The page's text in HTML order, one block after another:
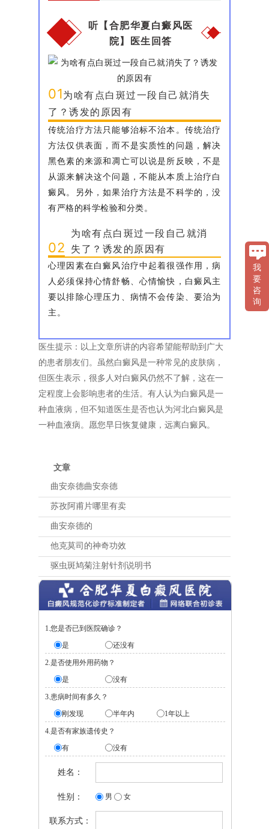
听【合肥华夏白癜风医
院】医生回答
01为啥有点白斑过一段自己就消失
了？诱发的原因有
传统治疗方法只能够治标不治本。传统治疗
方法仅供表面，而不是实质性的问题，解决
黑色素的来源和凋亡可以说是所反映，不是
从源来解决这个问题，不能从本质上治疗白
癜风。另外，如果治疗方法是不科学的，没
有严格的科学检验和分类。
02
为啥有点白斑过一段自己就消
失了？诱发的原因有
心理因素在白癜风治疗中起着很强作用，病
人必须保持心情舒畅、心情愉快，白癜风主
要以排除心理压力、病情不会传染、要治为
主。
医生提示：以上文章所讲的内容希望能帮助到广大
的患者朋友们。虽然白癜风是一种常见的皮肤病，
但医生表示，很多人对白癜风仍然不了解，这在一
定程度上会影响患者的生活。有人认为白癜风是一
种血液病，但不知道医生是否也认为河北白癜风是
一种血液病。愿您早日恢复健康，远离白癜风。
文章
曲安奈德曲安奈德
苏孜阿甫片哪里有卖
曲安奈德的
他克莫司的神奇功效
驱虫斑鸠菊注射针剂说明书
1.您是否已到医院确诊？
是
还没有
2.是否使用外用药物？
是
没有
3.患病时间有多久？
刚发现
半年内 1年以上
4.是否有家族遗传史？
有
没有
姓名：
性别： 男 女
联系方式：
我
要
咨
询